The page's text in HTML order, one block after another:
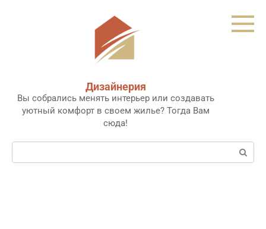
Дизайнерия
Вы собрались менять интерьер или создавать
уютный комфорт в своем жилье? Тогда Вам
сюда!
Поиск: